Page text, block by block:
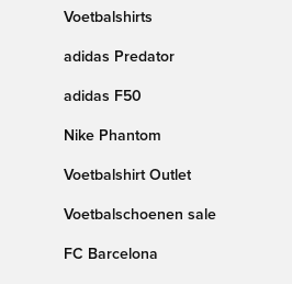
Voetbalshirts
adidas Predator
adidas F50
Nike Phantom
Voetbalshirt Outlet
Voetbalschoenen sale
FC Barcelona